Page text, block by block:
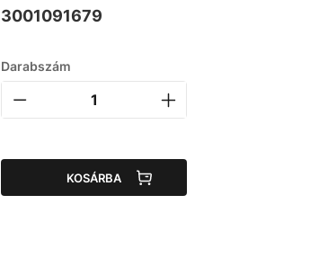
3001091679
Darabszám
KOSÁRBA